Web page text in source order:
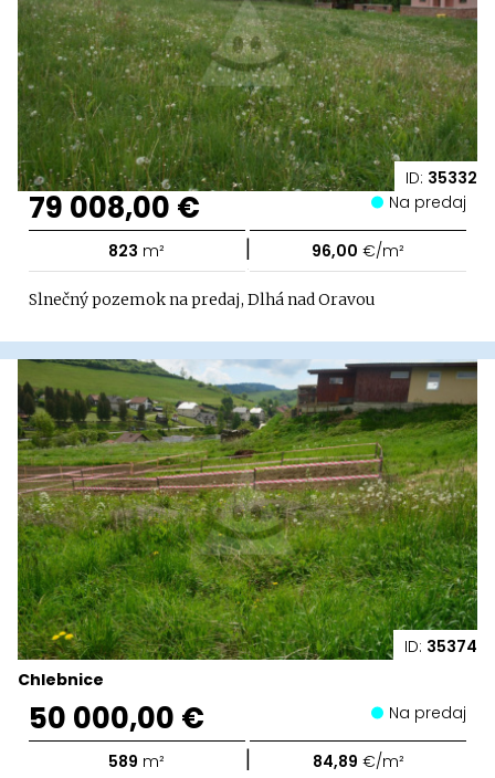
ID: 35332
79 008,00 € Na predaj
823 m² | 96,00 €/m²
Slnečný pozemok na predaj, Dlhá nad Oravou
ID: 35374
Chlebnice
50 000,00 € Na predaj
589 m² | 84,89 €/m²